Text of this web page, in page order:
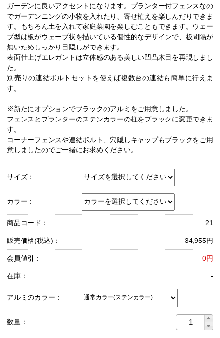
ガーデンに良いアクセントになります。プランター付フェンスなの
でガーデンニングの小物を入れたり、寄せ植えを楽しんだりできま
す。もちろん土を入れて家庭菜園を楽しむこともできます。ウェー
ブ型は板がウェーブ状を描いている個性的なデザインで、板間隔が
無いためしっかり目隠しができます。
表面仕上げエレガントは立体感のある美しい凹凸木目を再現しまし
た。
別売りの連結ボルトセットを使えば複数台の連結も簡単に行えま
す。
※新たにオプションでブラックのアルミをご用意しました。
フェンスとプランターのステンカラーの柱をブラックに変更できま
す。
コーナーフェンスや連結ボルト、穴隠しキャップもブラックをご用
意しましたのでご一緒にお求めください。
サイズ：
カラー：
商品コード： 21
販売価格(税込)： 34,955円
会員値引： 0円
在庫： -
アルミのカラー：
数量：